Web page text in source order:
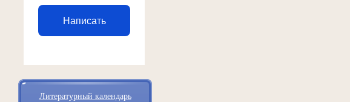
Написать
Литературный календарь